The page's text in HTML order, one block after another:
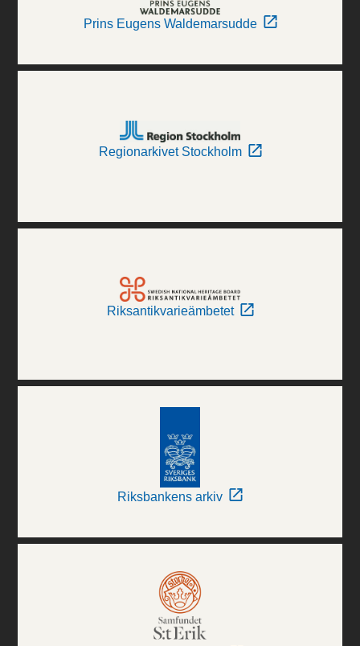
Prins Eugens Waldemarsudde
Regionarkivet Stockholm
Riksantikvarieämbetet
Riksbankens arkiv